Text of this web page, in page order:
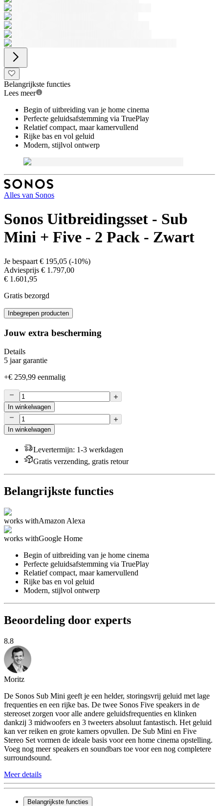
Belangrijkste functies
Lees meer
Begin of uitbreiding van je home cinema
Perfecte geluidsafstemming via TruePlay
Relatief compact, maar kamervullend
Rijke bas en vol geluid
Modern, stijlvol ontwerp
Alles van Sonos
Sonos Uitbreidingsset - Sub
Mini + Five - 2 Pack - Zwart
Je bespaart € 195,05 (-10%)
Adviesprijs € 1.797,00
€ 1.601,95
Gratis bezorgd
Inbegrepen producten
Jouw extra bescherming
Details
5 jaar garantie
+€ 259,99 eenmalig
In winkelwagen
In winkelwagen
Levertermijn: 1-3 werkdagen
Gratis verzending, gratis retour
Belangrijkste functies
works withAmazon Alexa
works withGoogle Home
Begin of uitbreiding van je home cinema
Perfecte geluidsafstemming via TruePlay
Relatief compact, maar kamervullend
Rijke bas en vol geluid
Modern, stijlvol ontwerp
Beoordeling door experts
8.8
Moritz
De Sonos Sub Mini geeft je een helder, storingsvrij geluid met lage
frequenties en een rijke bas. De twee Sonos Five speakers in de
stereoset zorgen voor alle andere geluidsfrequenties en klinken
dankzij 3 midwoofers en 3 tweeters absoluut fantastisch. Het geluid
kan ver reiken en grote kamers opvullen. De Sub Mini en Five
Stereo Set vormen de ideale basis voor een home cinema opstelling.
Voeg nog meer speakers en soundbars toe voor een nog completere
surroundsound.
Meer details
Belangrijkste functies